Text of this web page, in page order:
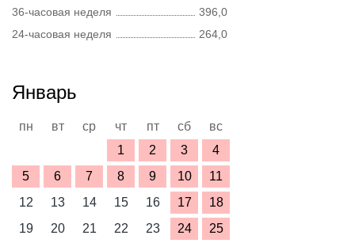
36-часовая неделя
396,0
24-часовая неделя
264,0
Январь
пн вт ср чт пт сб
вс
1
2 3
4
5
6 7 8 9 10
11
12
13 14 15 16 17
18
19
20 21 22 23 24
25